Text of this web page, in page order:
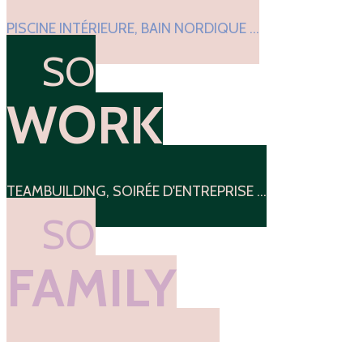
PISCINE INTÉRIEURE, BAIN NORDIQUE ...
SO
WORK
TEAMBUILDING, SOIRÉE D'ENTREPRISE ...
SO
FAMILY